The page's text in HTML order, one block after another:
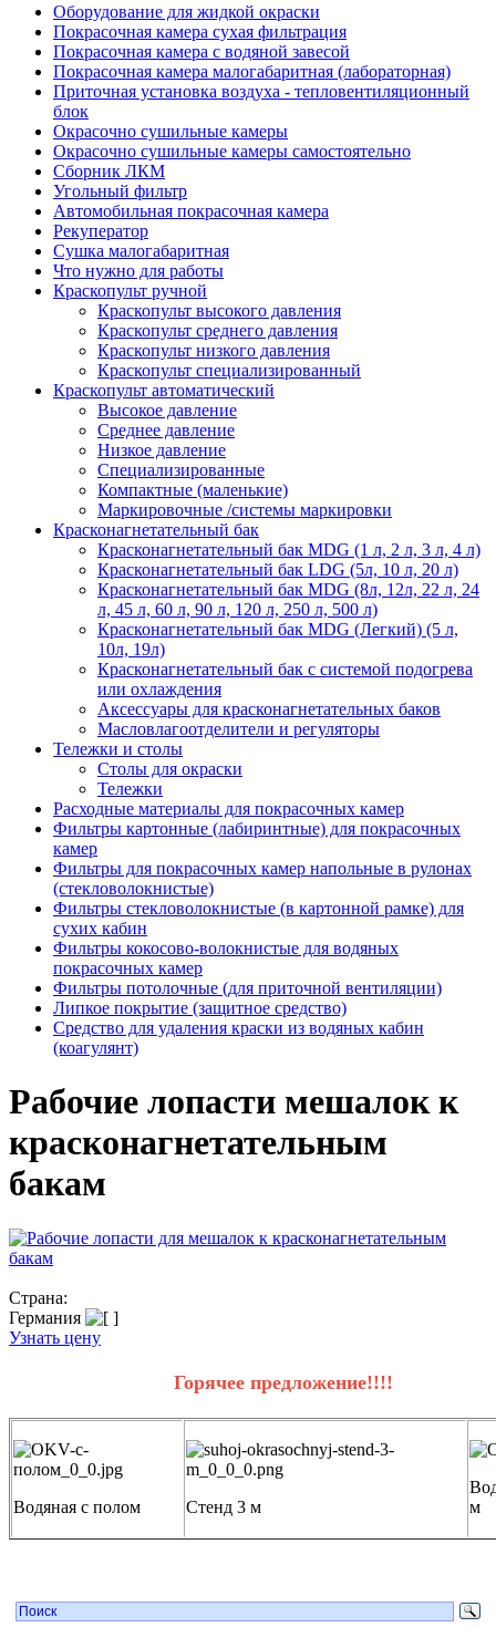
Оборудование для жидкой окраски
Покрасочная камера сухая фильтрация
Покрасочная камера с водяной завесой
Покрасочная камера малогабаритная (лабораторная)
Приточная установка воздуха - тепловентиляционный
блок
Окрасочно сушильные камеры
Окрасочно сушильные камеры самостоятельно
Сборник ЛКМ
Угольный фильтр
Автомобильная покрасочная камера
Рекуператор
Сушка малогабаритная
Что нужно для работы
Краскопульт ручной
Краскопульт высокого давления
Краскопульт среднего давления
Краскопульт низкого давления
Краскопульт специализированный
Краскопульт автоматический
Высокое давление
Среднее давление
Низкое давление
Специализированные
Компактные (маленькие)
Маркировочные /системы маркировки
Красконагнетательный бак
Красконагнетательный бак MDG (1 л, 2 л, 3 л, 4 л)
Красконагнетательный бак LDG (5л, 10 л, 20 л)
Красконагнетательный бак MDG (8л, 12л, 22 л, 24
л, 45 л, 60 л, 90 л, 120 л, 250 л, 500 л)
Красконагнетательный бак MDG (Легкий) (5 л,
10л, 19л)
Красконагнетательный бак с системой подогрева
или охлаждения
Аксессуары для красконагнетательных баков
Масловлагоотделители и регуляторы
Тележки и столы
Столы для окраски
Тележки
Расходные материалы для покрасочных камер
Фильтры картонные (лабиринтные) для покрасочных
камер
Фильтры для покрасочных камер напольные в рулонах
(стекловолокнистые)
Фильтры стекловолокнистые (в картонной рамке) для
сухих кабин
Фильтры кокосово-волокнистые для водяных
покрасочных камер
Фильтры потолочные (для приточной вентиляции)
Липкое покрытие (защитное средство)
Средство для удаления краски из водяных кабин
(коагулянт)
Рабочие лопасти мешалок к
красконагнетательным
бакам
Страна:
Германия
Узнать цену
Горячее предложение!!!!
Водяная с полом Стенд 3 м
м